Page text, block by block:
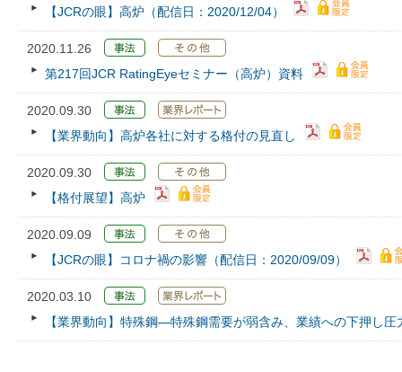
【JCRの眼】高炉（配信日：2020/12/04）
2020.11.26
第217回JCR RatingEyeセミナー（高炉）資料
2020.09.30
【業界動向】高炉各社に対する格付の見直し
2020.09.30
【格付展望】高炉
2020.09.09
【JCRの眼】コロナ禍の影響（配信日：2020/09/09）
2020.03.10
【業界動向】特殊鋼―特殊鋼需要が弱含み、業績への下押し